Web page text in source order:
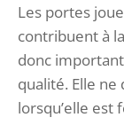
Les portes
contribuent à
donc
qualité. Elle
lorsqu’elle est